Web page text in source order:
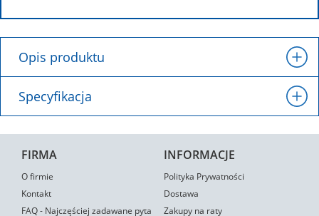
Opis produktu
Specyfikacja
FIRMA
O firmie
Kontakt
FAQ - Najczęściej zadawane pyta
INFORMACJE
Polityka Prywatności
Dostawa
Zakupy na raty